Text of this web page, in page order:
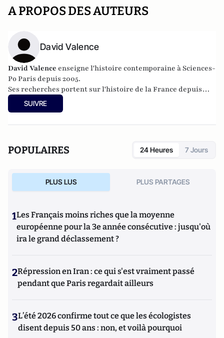
A PROPOS DES AUTEURS
David Valence
David Valence enseigne l'histoire contemporaine à Sciences-
Po Paris depuis 2005.
Ses recherches portent sur l'histoire de la France depuis
1945, en particulier sous l'angle des rapports entre haute
fonction publique et pouvoir politique.
avec l'historien Christophe de Voogd.
SUIVRE
POPULAIRES 24 Heures 7 Jours
PLUS LUS PLUS PARTAGES
1Les Français moins riches que la moyenne
européenne pour la 3e année consécutive : jusqu'où
ira le grand déclassement ?
2Répression en Iran : ce qui s'est vraiment passé
pendant que Paris regardait ailleurs
3L’été 2026 confirme tout ce que les écologistes
disent depuis 50 ans : non, et voilà pourquoi